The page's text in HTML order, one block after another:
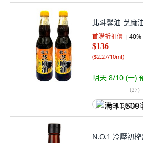
北斗馨油 芝麻
首購折扣價 40%
$136
($2.27/10ml)
明天 8/10 (一)
(27)
满 $1,500 再
N.O.1 冷壓初